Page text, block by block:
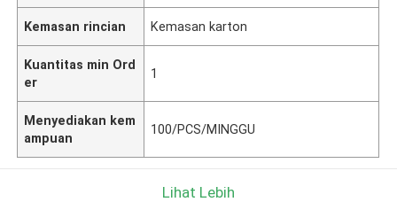
Kemasan rincian Kemasan karton
Kuantitas min Ord
er
1
Menyediakan kem
ampuan
100/PCS/MINGGU
Lihat Lebih